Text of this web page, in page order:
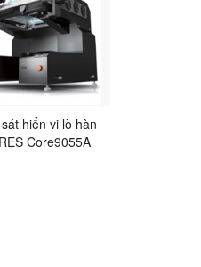
hiển vi lò hàn
Core9055A